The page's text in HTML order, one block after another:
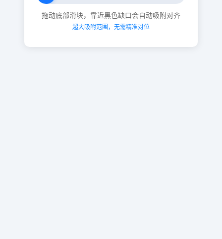
拖动底部滑块，靠近黑色缺口会自动吸附对齐
超大吸附范围，无需精准对位